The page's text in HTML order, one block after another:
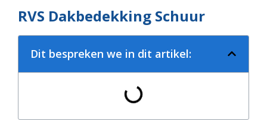
RVS Dakbedekking Schuur
Dit bespreken we in dit artikel: